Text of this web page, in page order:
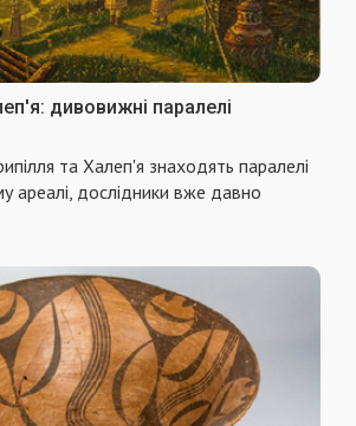
дивовижні паралелі
та Халеп'я знаходять паралелі
ареалі, дослідники вже давно